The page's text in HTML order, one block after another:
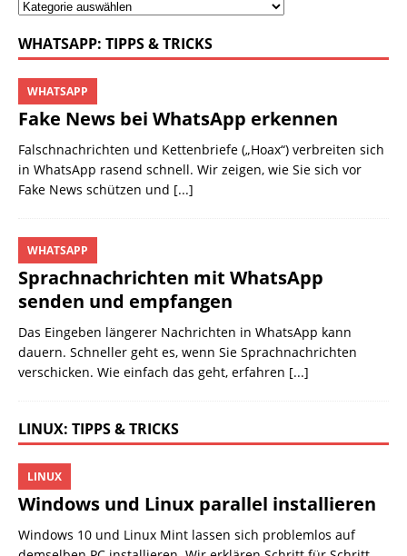
WHATSAPP: TIPPS & TRICKS
Fake News bei WhatsApp erkennen
WHATSAPP
Falschnachrichten und Kettenbriefe („Hoax“) verbreiten sich
in WhatsApp rasend schnell. Wir zeigen, wie Sie sich vor
Fake News schützen und [...]
Sprachnachrichten mit WhatsApp
senden und empfangen
WHATSAPP
Das Eingeben längerer Nachrichten in WhatsApp kann
dauern. Schneller geht es, wenn Sie Sprachnachrichten
verschicken. Wie einfach das geht, erfahren [...]
LINUX: TIPPS & TRICKS
Windows und Linux parallel installieren
LINUX
Windows 10 und Linux Mint lassen sich problemlos auf